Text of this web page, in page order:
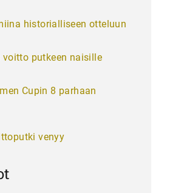
historialliseen otteluun
voitto putkeen naisille
Cupin 8 parhaan
venyy